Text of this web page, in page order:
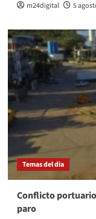
m24digital 5
Temas del dia
Conflicto
paro